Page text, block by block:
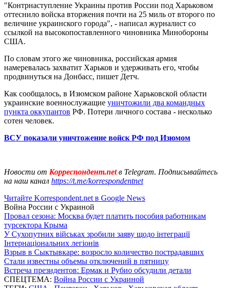
"Контрнаступление Украины против России под Харьковом
оттеснило войска вторжения почти на 25 миль от второго по
величине украинского города", - написал журналист со
ссылкой на высокопоставленного чиновника Минобороны
США.
По словам этого же чиновника, российская армия
намеревалась захватит Харьков и удерживать его, чтобы
продвинуться на Донбасс, пишет Детч.
Как сообщалось, в Изюмском районе Харьковской области
украинские военнослужащие уничтожили два командных
пункта оккупантов РФ. Потери личного состава - несколько
сотен человек.
ВСУ показали уничтожение войск РФ под Изюмом
Новости от Корреспондент.netв Telegram. Подписывайтесь
на наш канал https://t.me/korrespondentnet
Читайте Korrespondent.net в Google News
Война России с Украиной
Провал сезона: Москва будет платить пособия работникам
турсектора Крыма
У Сухопутних військах зробили заяву щодо інтеграції
Інтернаціональних легіонів
Взрыв в Сыктывкаре: возросло количество пострадавших
Стали известны объемы отключений в пятницу
Встреча президентов: Ермак и Рубио обсудили детали
СПЕЦТЕМА: Война России с Украиной